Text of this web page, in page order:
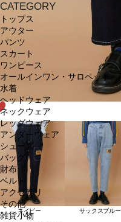
CATEGORY
トップス
アウター
パンツ
スカート
ワンピース
オールインワン・サロペット
水着
ヘッドウェア
ネックウェア
レッグウェア
アンダーウェア
シューズ
バッグ
財布
ベルト
アクセサリ
その他
雑貨小物
ネイビー サックスブルー